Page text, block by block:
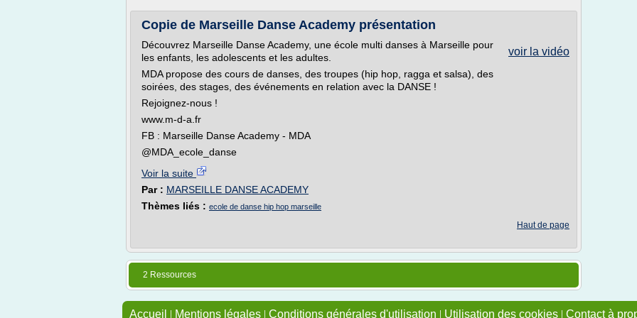
Copie de Marseille Danse Academy présentation
voir la vidéo
Découvrez Marseille Danse Academy, une école multi danses à Marseille pour
les enfants, les adolescents et les adultes.
MDA propose des cours de danses, des troupes (hip hop, ragga et salsa), des
soirées, des stages, des événements en relation avec la DANSE !
Rejoignez-nous !
www.m-d-a.fr
FB : Marseille Danse Academy - MDA
@MDA_ecole_danse
Voir la suite
Par : MARSEILLE DANSE ACADEMY
Thèmes liés : ecole de danse hip hop marseille
Haut de page
2 Ressources
Accueil | Mentions légales | Conditions générales d'utilisation | Utilisation des cookies | Contact à